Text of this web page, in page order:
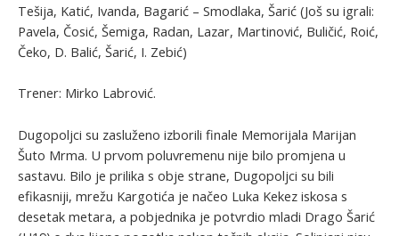
Tešija, Katić, Ivanda, Bagarić – Smodlaka, Šarić (Još su igrali:
Pavela, Čosić, Šemiga, Radan, Lazar, Martinović, Buličić, Roić,
Čeko, D. Balić, Šarić, I. Zebić)
Trener: Mirko Labrović.
Dugopoljci su zasluženo izborili finale Memorijala Marijan
Šuto Mrma. U prvom poluvremenu nije bilo promjena u
sastavu. Bilo je prilika s obje strane, Dugopoljci su bili
efikasniji, mrežu Kargotića je načeo Luka Kekez iskosa s
desetak metara, a pobjednika je potvrdio mladi Drago Šarić